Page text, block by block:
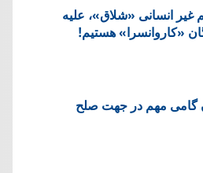
انسانی «شلاق»، علیه
«کاروانسرا» هستیم!
گامی مهم در جهت صلح